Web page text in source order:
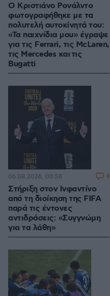
Ο Κριστιάνο Ρονάλντο
φωτογραφήθηκε με τα
πολυτελή αυτοκίνητά του:
«Τα παιχνίδια μου» έγραψε
για τις Ferrari, τις McLaren,
τις Mercedes και τις
Bugatti
Στήριξη στον Ινφαντίνο
από τη διοίκηση της FIFA
παρά τις έντονες
αντιδράσεις: «Συγγνώμη
για τα λάθη»
06.08.2026, 00:58 4